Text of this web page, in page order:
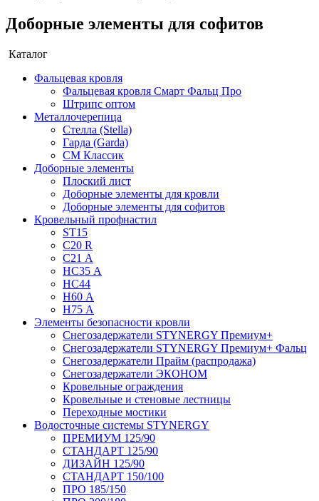
Доборные элементы для софитов
Каталог
Фальцевая кровля
Фальцевая кровля Смарт Фальц Про
Штрипс оптом
Металлочерепица
Стелла (Stella)
Гарда (Garda)
СМ Классик
Доборные элементы
Плоский лист
Доборные элементы для кровли
Доборные элементы для софитов
Кровельный профнастил
ST15
С20 R
C21 А
НС35 А
НС44
Н60 А
Н75 А
Элементы безопасности кровли
Снегозадержатели STYNERGY Премиум+
Снегозадержатели STYNERGY Премиум+ Фальц
Снегозадержатели Прайм (распродажа)
Снегозадержатели ЭКОНОМ
Кровельные ограждения
Кровельные и стеновые лестницы
Переходные мостики
Водосточные системы STYNERGY
ПРЕМИУМ 125/90
СТАНДАРТ 125/90
ДИЗАЙН 125/90
СТАНДАРТ 150/100
ПРО 185/150